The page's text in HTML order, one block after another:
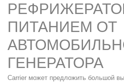
ПИТАНИЕМ ОТ
ГЕНЕРАТОРА
Carrier может предложить большой